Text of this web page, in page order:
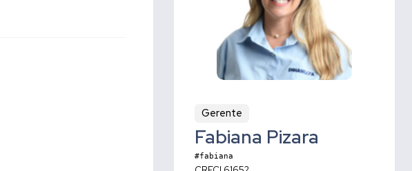
Gerente
Fabiana Pizara
#fabiana